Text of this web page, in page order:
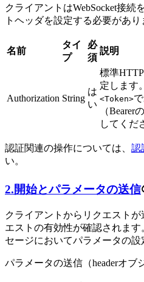
クライアントはWebSocket接続
トヘッダを設定する必要があり
名前
タイ
プ
必
須
説明
Authorization String
は
い
標準
定します
<Token>
（
してくだ
認証関連の操作については、 認
い。
2.開始とパラメータの送信
クライアントからリクエスト
エストの有効性が確認されま
セージにおいてパラメータの設
パラメータの送信（headerオブ